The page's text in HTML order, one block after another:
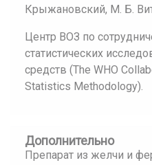
Крыжановский, М. Б.
Центр ВОЗ по
статистических
средств (The WHO
Statistics Methodology).
Дополнительно
Препарат из желчи и